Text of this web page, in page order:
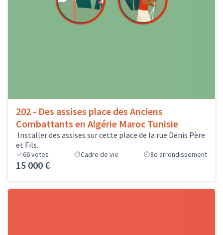
202 - Des assises place des Anciens
Combattants en Algérie Maroc Tunisie
Installer des assises sur cette place de la rue Denis Père
et Fils.
66votes Cadre de vie 8e arrondissement
15 000 €